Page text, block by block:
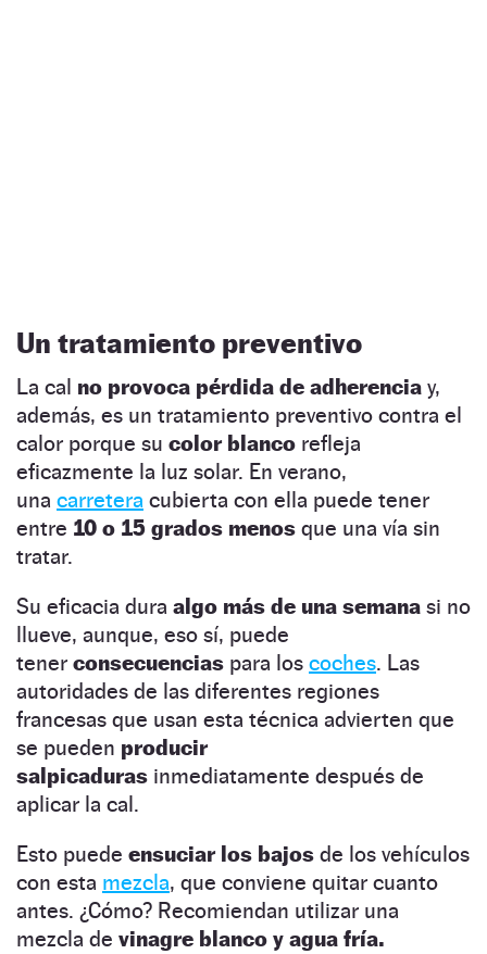
Un tratamiento preventivo
La cal no provoca pérdida de adherencia y,
además, es un tratamiento preventivo contra el
calor porque su color blanco refleja
eficazmente la luz solar. En verano,
una carretera cubierta con ella puede tener
entre 10 o 15 grados menos que una vía sin
tratar.
Su eficacia dura algo más de una semana si no
llueve, aunque, eso sí, puede
tener consecuencias para los coches. Las
autoridades de las diferentes regiones
francesas que usan esta técnica advierten que
se pueden producir
salpicaduras inmediatamente después de
aplicar la cal.
Esto puede ensuciar los bajos de los vehículos
con esta mezcla, que conviene quitar cuanto
antes. ¿Cómo? Recomiendan utilizar una
mezcla de vinagre blanco y agua fría.